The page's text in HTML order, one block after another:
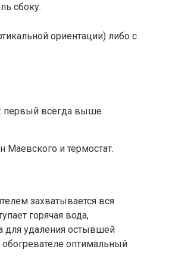
сбоку.
ориентации) либо с
первый всегда выше
Маевского и термостат.
захватывается вся
горячая вода,
для удаления остывшей
оптимальный